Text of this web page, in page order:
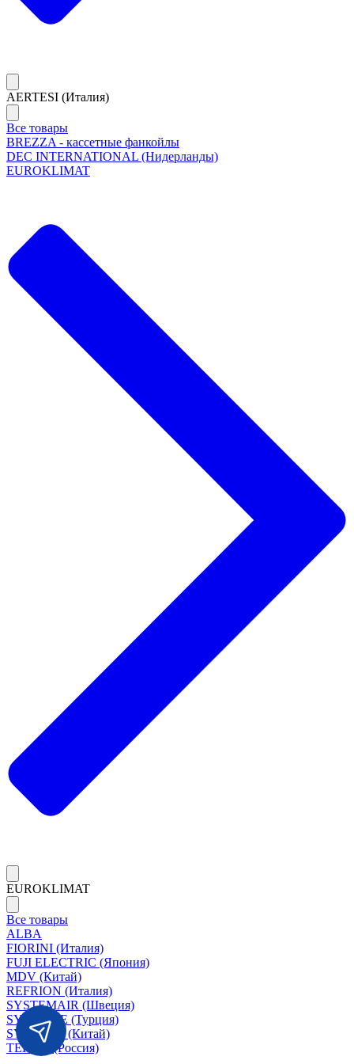
AERTESI (Италия)
Все товары
BREZZA - кассетные фанкойлы
DEC INTERNATIONAL (Нидерланды)
EUROKLIMAT
EUROKLIMAT
Все товары
ALBA
FIORINI (Италия)
FUJI ELECTRIC (Япония)
MDV (Китай)
REFRION (Италия)
SYSTEMAIR (Швеция)
SYSIMPLE (Турция)
SYSCOOL (Китай)
TERMA (Россия)